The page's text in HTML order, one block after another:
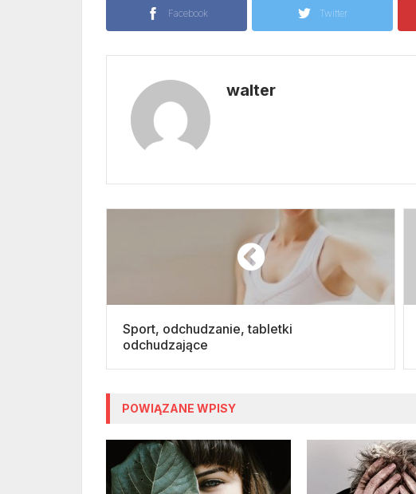
Facebook Twitter
walter
Sport, odchudzanie, tabletki
odchudzające
POWIĄZANE WPISY